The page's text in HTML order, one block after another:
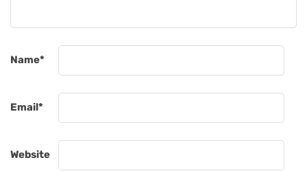
Name*
Email*
Website